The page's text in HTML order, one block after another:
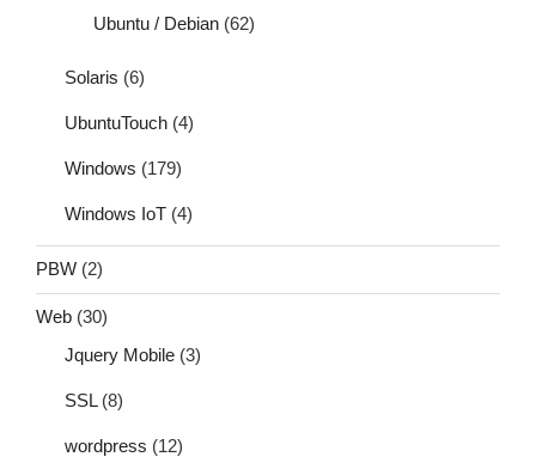
Ubuntu / Debian (62)
Solaris (6)
UbuntuTouch (4)
Windows (179)
Windows IoT (4)
PBW (2)
Web (30)
Jquery Mobile (3)
SSL(8)
wordpress (12)